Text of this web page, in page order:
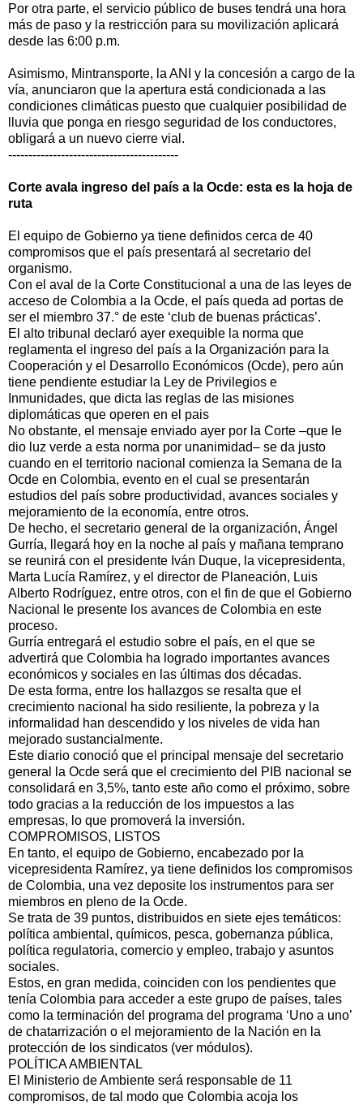
Por otra parte, el servicio público de buses tendrá una hora
más de paso y la restricción para su movilización aplicará
desde las 6:00 p.m.
Asimismo, Mintransporte, la ANI y la concesión a cargo de la
vía, anunciaron que la apertura está condicionada a las
condiciones climáticas puesto que cualquier posibilidad de
lluvia que ponga en riesgo seguridad de los conductores,
obligará a un nuevo cierre vial.
------------------------------------------
Corte avala ingreso del país a la Ocde: esta es la hoja de
ruta
El equipo de Gobierno ya tiene definidos cerca de 40
compromisos que el país presentará al secretario del
organismo.
Con el aval de la Corte Constitucional a una de las leyes de
acceso de Colombia a la Ocde, el país queda ad portas de
ser el miembro 37.° de este ‘club de buenas prácticas’.
El alto tribunal declaró ayer exequible la norma que
reglamenta el ingreso del país a la Organización para la
Cooperación y el Desarrollo Económicos (Ocde), pero aún
tiene pendiente estudiar la Ley de Privilegios e
Inmunidades, que dicta las reglas de las misiones
diplomáticas que operen en el pais
No obstante, el mensaje enviado ayer por la Corte –que le
dio luz verde a esta norma por unanimidad– se da justo
cuando en el territorio nacional comienza la Semana de la
Ocde en Colombia, evento en el cual se presentarán
estudios del país sobre productividad, avances sociales y
mejoramiento de la economía, entre otros.
De hecho, el secretario general de la organización, Ángel
Gurría, llegará hoy en la noche al país y mañana temprano
se reunirá con el presidente Iván Duque, la vicepresidenta,
Marta Lucía Ramírez, y el director de Planeación, Luis
Alberto Rodríguez, entre otros, con el fin de que el Gobierno
Nacional le presente los avances de Colombia en este
proceso.
Gurría entregará el estudio sobre el país, en el que se
advertirá que Colombia ha logrado importantes avances
económicos y sociales en las últimas dos décadas.
De esta forma, entre los hallazgos se resalta que el
crecimiento nacional ha sido resiliente, la pobreza y la
informalidad han descendido y los niveles de vida han
mejorado sustancialmente.
Este diario conoció que el principal mensaje del secretario
general la Ocde será que el crecimiento del PIB nacional se
consolidará en 3,5%, tanto este año como el próximo, sobre
todo gracias a la reducción de los impuestos a las
empresas, lo que promoverá la inversión.
COMPROMISOS, LISTOS
En tanto, el equipo de Gobierno, encabezado por la
vicepresidenta Ramírez, ya tiene definidos los compromisos
de Colombia, una vez deposite los instrumentos para ser
miembros en pleno de la Ocde.
Se trata de 39 puntos, distribuidos en siete ejes temáticos:
política ambiental, químicos, pesca, gobernanza pública,
política regulatoria, comercio y empleo, trabajo y asuntos
sociales.
Estos, en gran medida, coinciden con los pendientes que
tenía Colombia para acceder a este grupo de países, tales
como la terminación del programa del programa ‘Uno a uno’
de chatarrización o el mejoramiento de la Nación en la
protección de los sindicatos (ver módulos).
POLÍTICA AMBIENTAL
El Ministerio de Ambiente será responsable de 11
compromisos, de tal modo que Colombia acoja los